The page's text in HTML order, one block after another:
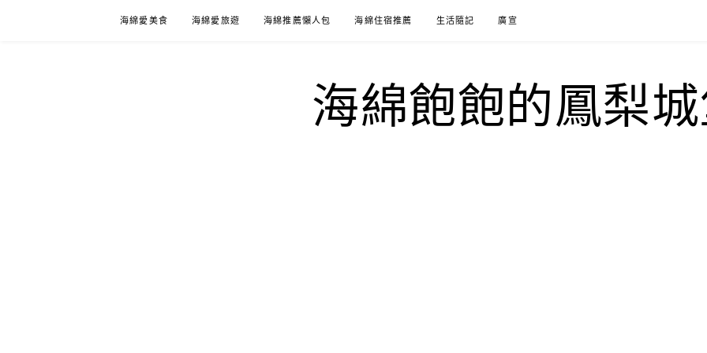
海綿愛美食 海綿愛旅遊 海綿推薦懶人包 海綿住宿推薦 生活隨記 廣宣
海綿飽飽的鳳梨